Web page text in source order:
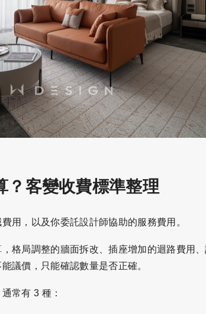
？客變收費標準整理
用，以及你委託設計師協助的服務費用。
格局調整的牆面拆改、插座增加的迴路費用
議價，只能確認數量是否正確。
常有 3 種：